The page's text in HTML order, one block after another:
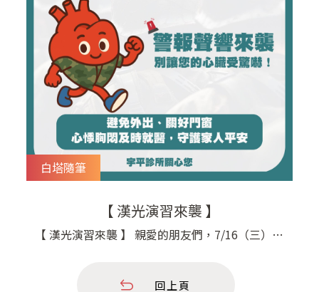
白塔隨筆
【 漢光演習來襲 】
【 漢光演習來襲 】 親愛的朋友們，7/16（三）下
回上頁